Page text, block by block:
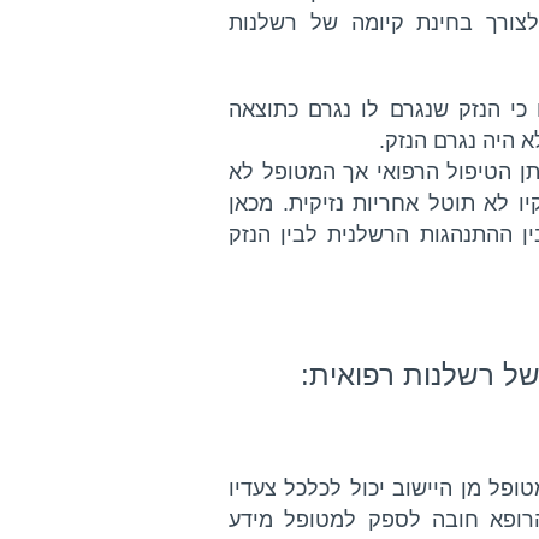
בחינת קיומה של רשלנות
הנזק שנגרם לו נגרם כתוצאה
היה נגרם הנזק.
הטיפול הרפואי אך המטופל לא
לא תוטל אחריות נזיקית. מכאן
ההתנהגות הרשלנית לבין הנזק
של רשלנות רפואית:
מן היישוב יכול לכלכל צעדיו
חובה לספק למטופל מידע